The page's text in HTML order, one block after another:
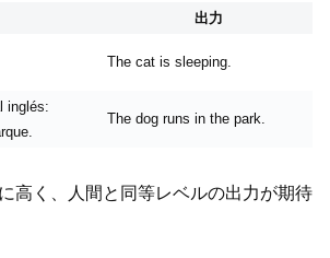
出力
The cat is sleeping.
inglés:
The dog runs in the park.
高く、人間と同等レベルの出力が期待